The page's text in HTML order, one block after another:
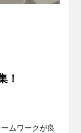
！
ムワークが良